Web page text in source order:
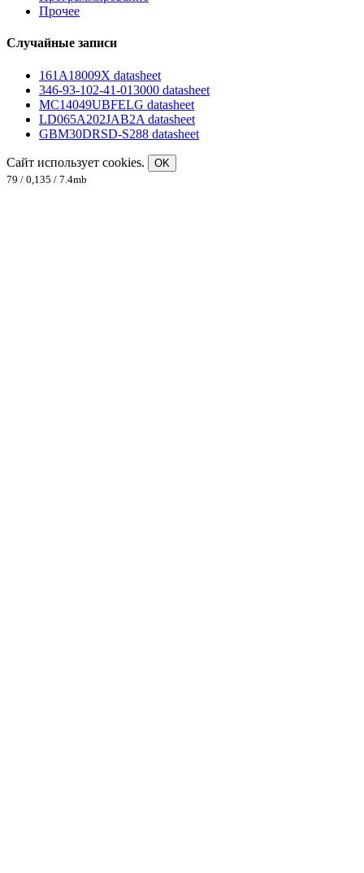
Прочее
Случайные записи
161A18009X datasheet
346-93-102-41-013000 datasheet
MC14049UBFELG datasheet
LD065A202JAB2A datasheet
GBM30DRSD-S288 datasheet
Сайт использует cookies.
OK
79 / 0,135 / 7.4mb